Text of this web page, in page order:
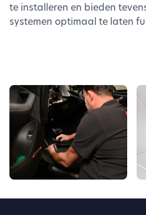
te installeren en bieden
systemen optimaal te laten